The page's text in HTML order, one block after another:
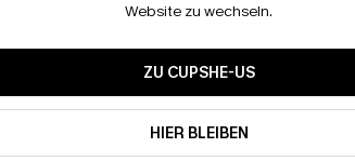
Website zu wechseln.
ZU CUPSHE-US
HIER BLEIBEN